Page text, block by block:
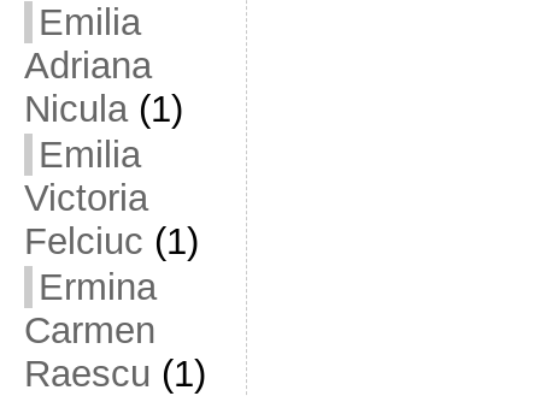
Emilia
Adriana
Nicula(1)
Emilia
Victoria
Felciuc (1)
Ermina
Carmen
Raescu (1)